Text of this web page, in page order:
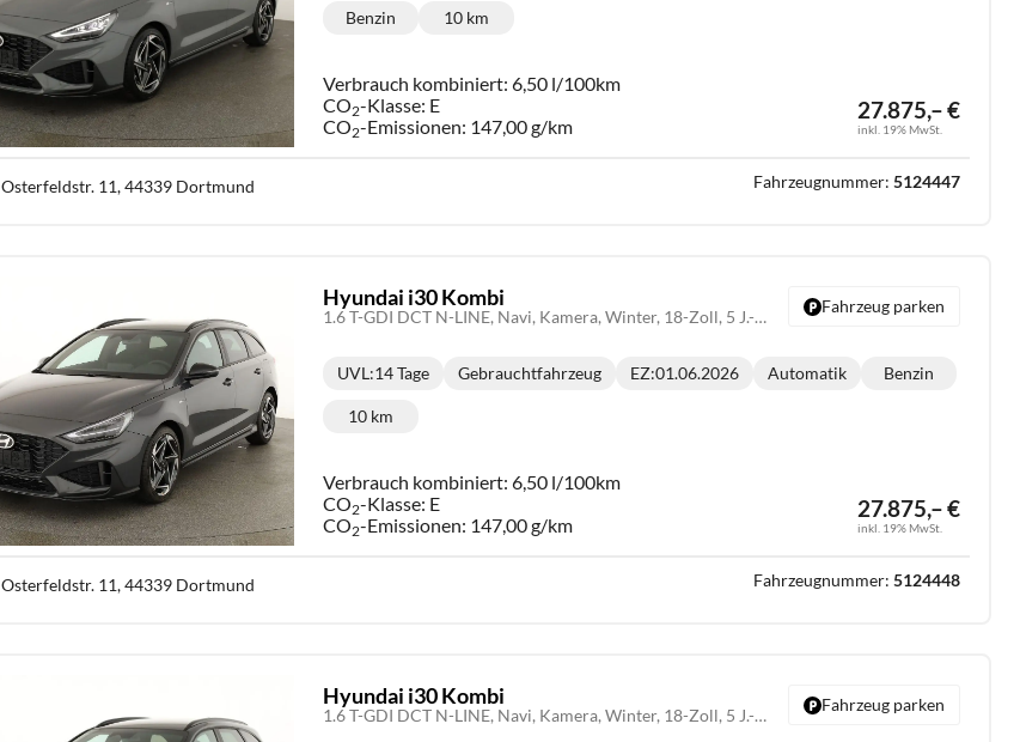
27.875,– €
inkl. 19% MwSt.
Kraftstoff:
Benzin
Kilometerstand:
10 km
Verbrauch kombiniert:6,50 l/100km
CO2-Klasse: E
CO2-Emissionen: 147,00 g/km
Osterfeldstr. 11,44339 Dortmund Fahrzeugnummer: 5124447
Hyundai i30 Kombi
1.6 T-GDI DCT N-LINE, Navi, Kamera, Winter, 18-Zoll, 5 J.-Garantie
27.875,– €
inkl. 19% MwSt.
Lieferzeit:
UVL:14 Tage Gebrauchtfahrzeug EZ:01.06.2026
Getriebe:
Automatik
Kraftstoff:
Benzin
Kilometerstand:
10 km
Verbrauch kombiniert:6,50 l/100km
CO2-Klasse: E
CO2-Emissionen: 147,00 g/km
Fahrzeug parken
Osterfeldstr. 11,44339 Dortmund Fahrzeugnummer: 5124448
Hyundai i30 Kombi
1.6 T-GDI DCT N-LINE, Navi, Kamera, Winter, 18-Zoll, 5 J.-Garantie
Fahrzeug parken